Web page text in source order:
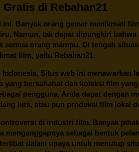
di Rebahan21
Banyak orang gemar menikmati
Namun, tak dapat dipungkiri
orang mampu. Di tengah
film, yaitu Rebahan21.
Situs web ini menawarkan
bersahabat dan koleksi film
pengguna, Anda dapat dengan
hits, atau pun produksi film lokal
di industri film. Banyak
sebagai bentuk
dalam upaya untuk menutup